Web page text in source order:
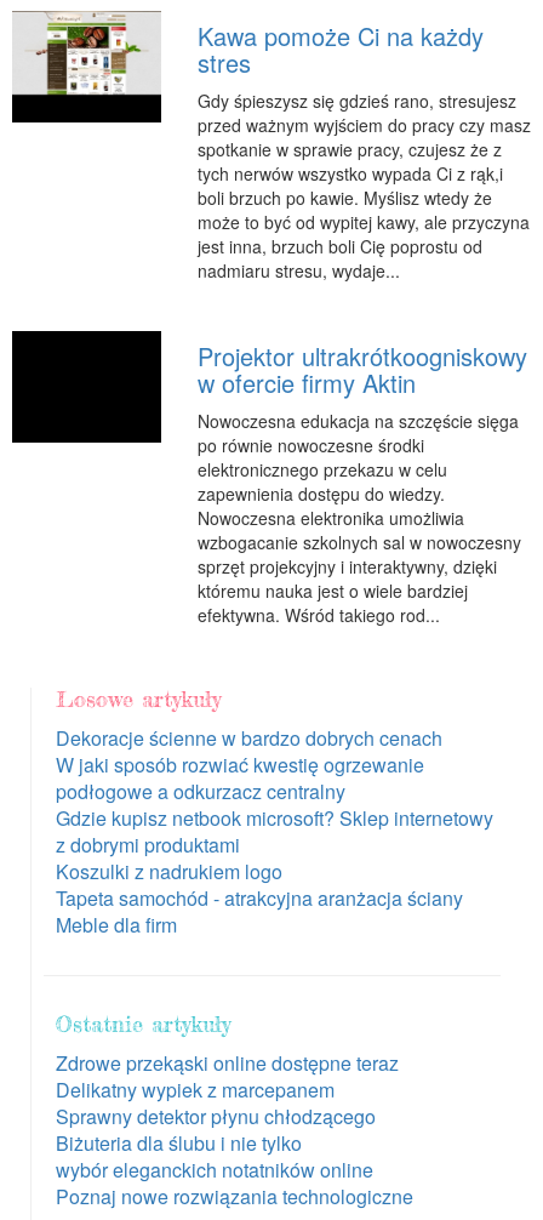
Kawa pomoże Ci na każdy
stres
Gdy śpieszysz się gdzieś rano, stresujesz
przed ważnym wyjściem do pracy czy masz
spotkanie w sprawie pracy, czujesz że z
tych nerwów wszystko wypada Ci z rąk,i
boli brzuch po kawie. Myślisz wtedy że
może to być od wypitej kawy, ale przyczyna
jest inna, brzuch boli Cię poprostu od
nadmiaru stresu, wydaje...
Projektor ultrakrótkoogniskowy
w ofercie firmy Aktin
Nowoczesna edukacja na szczęście sięga
po równie nowoczesne środki
elektronicznego przekazu w celu
zapewnienia dostępu do wiedzy.
Nowoczesna elektronika umożliwia
wzbogacanie szkolnych sal w nowoczesny
sprzęt projekcyjny i interaktywny, dzięki
któremu nauka jest o wiele bardziej
efektywna. Wśród takiego rod...
Losowe artykuły
Dekoracje ścienne w bardzo dobrych cenach
W jaki sposób rozwiać kwestię ogrzewanie
podłogowe a odkurzacz centralny
Gdzie kupisz netbook microsoft? Sklep internetowy
z dobrymi produktami
Koszulki z nadrukiem logo
Tapeta samochód - atrakcyjna aranżacja ściany
Meble dla firm
Ostatnie artykuły
Zdrowe przekąski online dostępne teraz
Delikatny wypiek z marcepanem
Sprawny detektor płynu chłodzącego
Biżuteria dla ślubu i nie tylko
wybór eleganckich notatników online
Poznaj nowe rozwiązania technologiczne